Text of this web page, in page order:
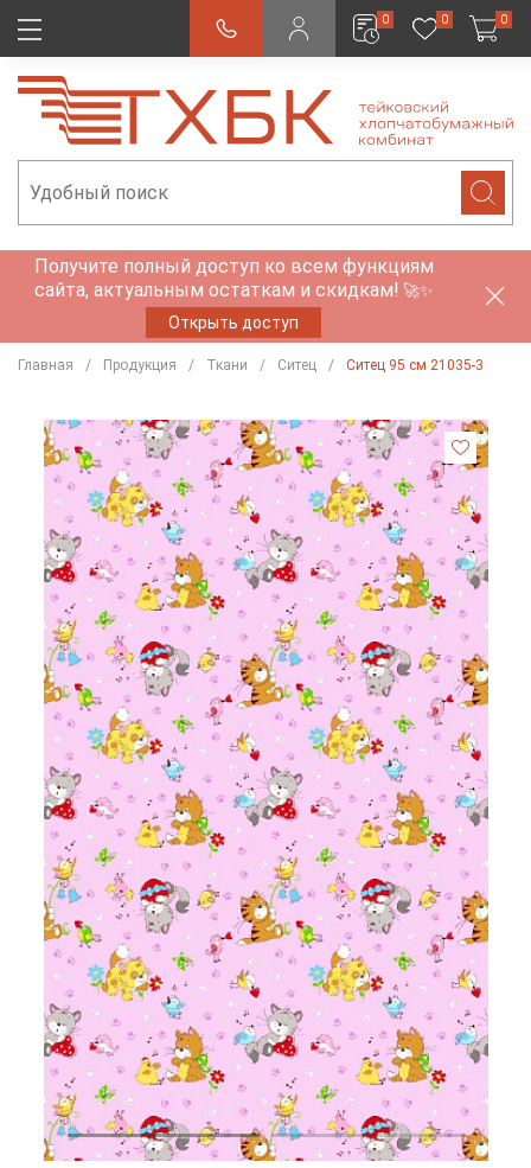
0 0 0
Получите полный доступ ко всем функциям
сайта, актуальным остаткам и скидкам! 🚀✨
Открыть доступ
Главная Продукция Ткани Ситец Ситец 95 см 21035-3